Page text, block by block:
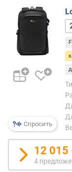
Спросить
12 015
4